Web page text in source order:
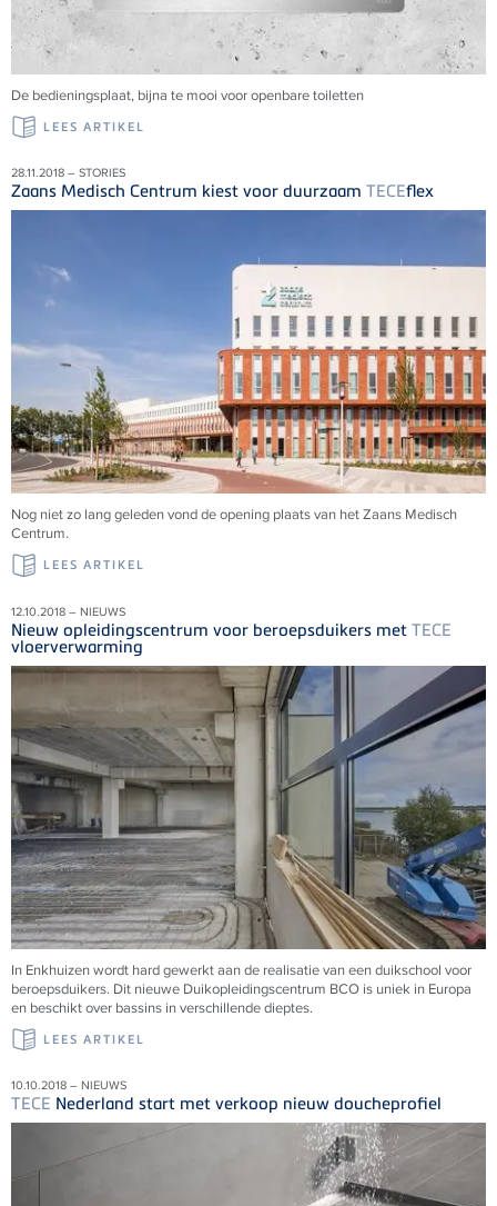
De bedieningsplaat, bijna te mooi voor openbare toiletten
LEES ARTIKEL
28.11.2018 – STORIES
Zaans Medisch Centrum kiest voor duurzaam TECEflex
Nog niet zo lang geleden vond de opening plaats van het Zaans Medisch
Centrum.
LEES ARTIKEL
12.10.2018 – NIEUWS
Nieuw opleidingscentrum voor beroepsduikers met TECE
vloerverwarming
In Enkhuizen wordt hard gewerkt aan de realisatie van een duikschool voor
beroepsduikers. Dit nieuwe Duikopleidingscentrum BCO is uniek in Europa
en beschikt over bassins in verschillende dieptes.
LEES ARTIKEL
10.10.2018 – NIEUWS
TECE Nederland start met verkoop nieuw doucheprofiel